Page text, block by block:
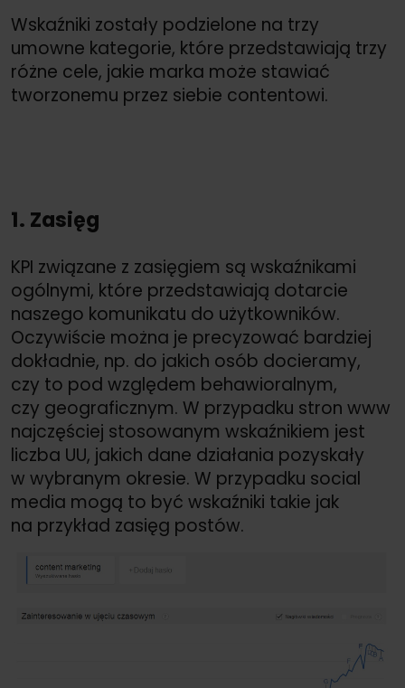
Wskaźniki zostały podzielone na trzy
umowne kategorie, które przedstawiają trzy
różne cele, jakie marka może stawiać
tworzonemu przez siebie contentowi.
1. Zasięg
KPI związane z zasięgiem są wskaźnikami
ogólnymi, które przedstawiają dotarcie
naszego komunikatu do użytkowników.
Oczywiście można je precyzować bardziej
dokładnie, np. do jakich osób docieramy,
czy to pod względem behawioralnym,
czy geograficznym. W przypadku stron www
najczęściej stosowanym wskaźnikiem jest
liczba UU, jakich dane działania pozyskały
w wybranym okresie. W przypadku social
media mogą to być wskaźniki takie jak
na przykład zasięg postów.